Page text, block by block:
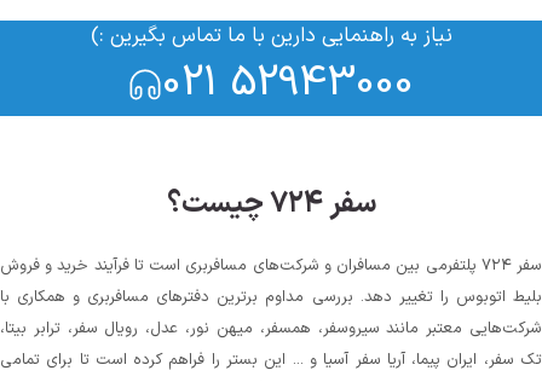
نیاز به راهنمایی دارین با ما تماس بگیرین :)
021 52943000
سفر ۷۲۴ چیست؟
سفر ۷۲۴ پلتفرمی بین مسافران و شرکت‌های مسافربری است تا فرآیند خرید و فروش
اتوبوس را تغییر دهد. بررسی مداوم برترین دفترهای مسافربری و همکاری با
معتبر مانند سیروسفر، همسفر، میهن‌ نور، عدل، رویال سفر، ترابر بیتا،
سفر، ایران پیما، آریا سفر آسیا و ... این بستر را فراهم کرده است تا برای تمامی